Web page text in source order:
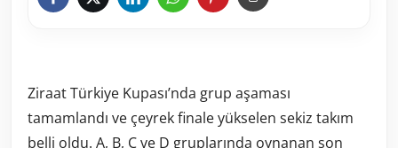
Ziraat Türkiye Kupası’nda grup aşaması
tamamlandı ve çeyrek finale yükselen sekiz takım
belli oldu. A, B, C ve D gruplarında oynanan son